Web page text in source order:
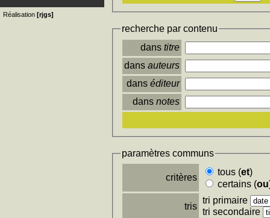
Réalisation[rjgs]
recherche par contenu
dans titre
dans auteurs
dans éditeur
dans notes
paramètres communs
critères
tous (et)
certains (ou
tris
tri primaire
tri secondaire